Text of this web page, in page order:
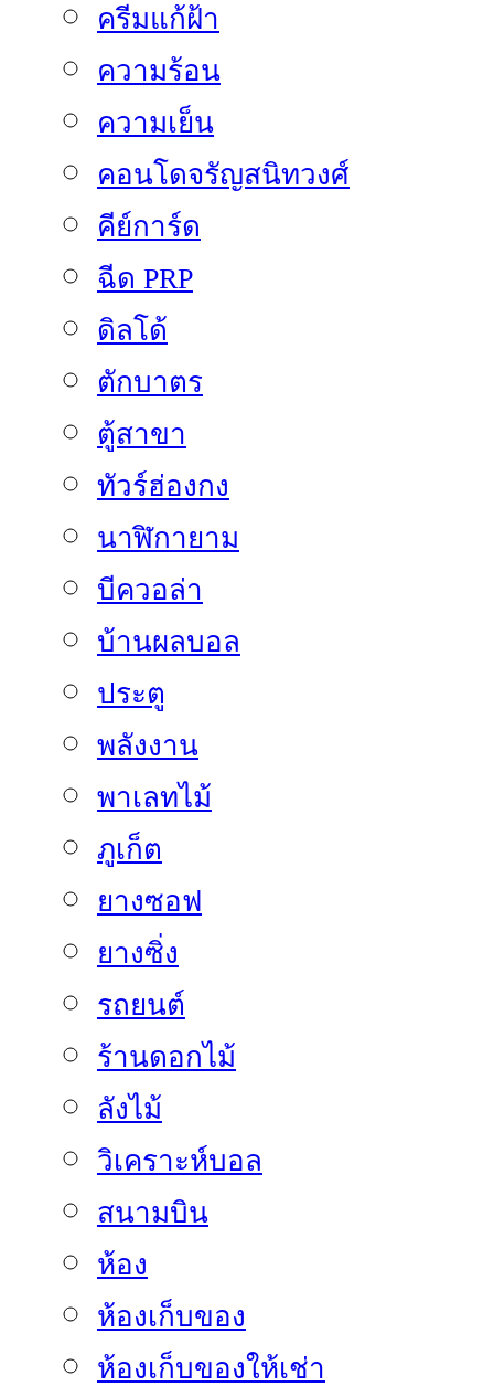
ครีมแก้ฝ้า
ความร้อน
ความเย็น
คอนโดจรัญสนิทวงศ์
คีย์การ์ด
ฉีด PRP
ดิลโด้
ตักบาตร
ตู้สาขา
ทัวร์ฮ่องกง
นาฬิกายาม
บีควอล่า
บ้านผลบอล
ประตู
พลังงาน
พาเลทไม้
ภูเก็ต
ยางซอฟ
ยางซิ่ง
รถยนต์
ร้านดอกไม้
ลังไม้
วิเคราะห์บอล
สนามบิน
ห้อง
ห้องเก็บของ
ห้องเก็บของให้เช่า